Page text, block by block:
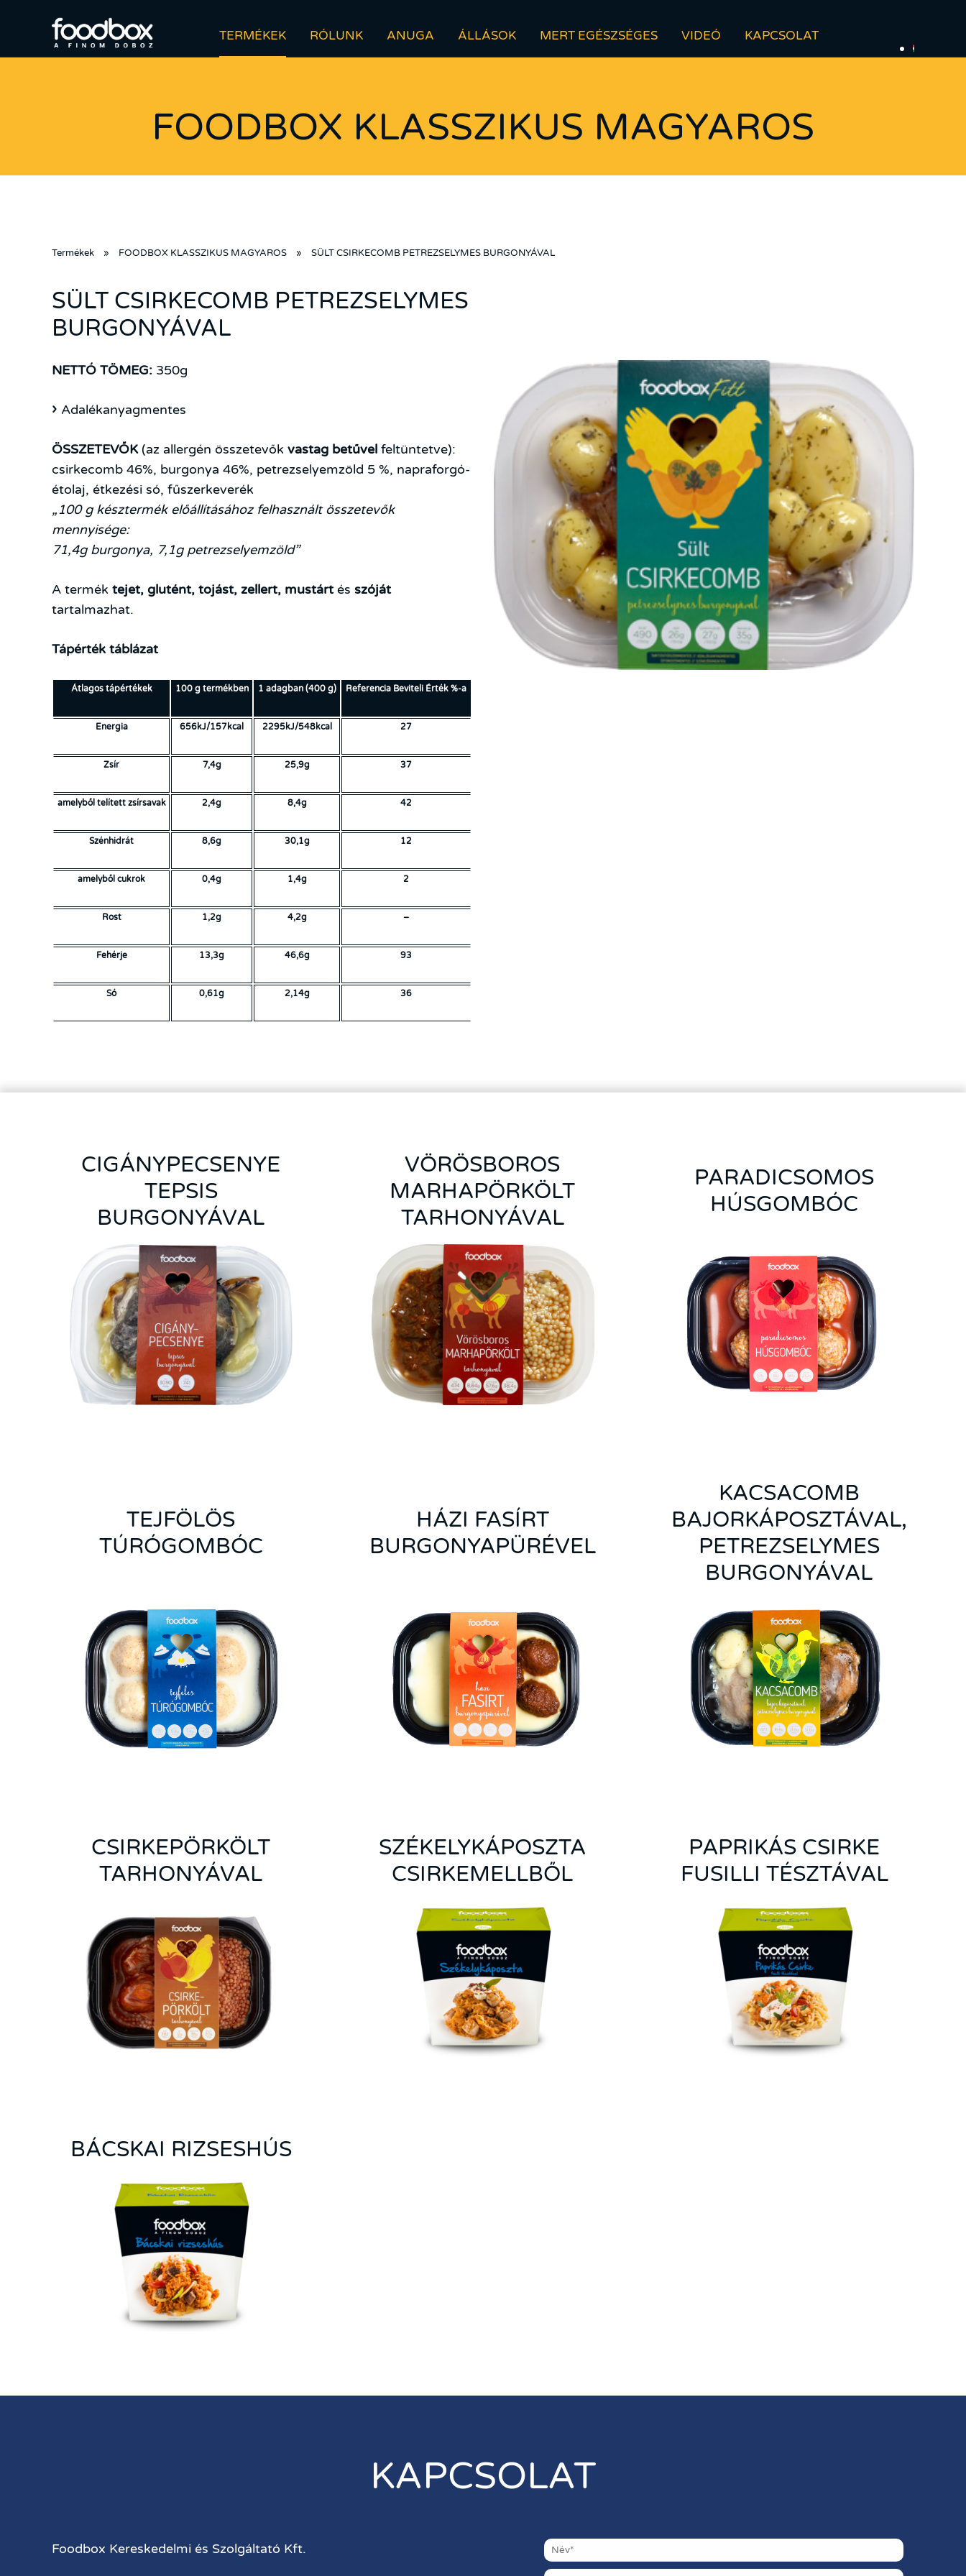
TERMÉKEK RÓLUNK ANUGA ÁLLÁSOK MERT EGÉSZSÉGES VIDEÓ KAPCSOLAT
FOODBOX KLASSZIKUS MAGYAROS
Termékek » FOODBOX KLASSZIKUS MAGYAROS » SÜLT CSIRKECOMB PETREZSELYMES BURGONYÁVAL
SÜLT CSIRKECOMB PETREZSELYMES
BURGONYÁVAL
NETTÓ TÖMEG: 350g
Adalékanyagmentes
ÖSSZETEVŐK(az allergén összetevők vastag betűvel feltüntetve):
csirkecomb 46%, burgonya 46%, petrezselyemzöld 5 %, napraforgó-
étolaj, étkezési só, fűszerkeverék
„100 g késztermék előállításához felhasznált összetevők
mennyisége:
71,4g burgonya, 7,1g petrezselyemzöld”
A termék tejet, glutént, tojást, zellert, mustárt és szóját
tartalmazhat.
Tápérték táblázat
Átlagos tápértékek 100 g termékben 1 adagban (400 g) Referencia Beviteli Érték %-a
Energia 656kJ/157kcal 2295kJ/548kcal 27
Zsír 7,4g 25,9g 37
amelyből telített zsírsavak 2,4g 8,4g 42
Szénhidrát 8,6g 30,1g 12
amelyből cukrok 0,4g 1,4g 2
Rost 1,2g 4,2g –
Fehérje 13,3g 46,6g 93
Só 0,61g 2,14g 36
CIGÁNYPECSENYE
TEPSIS
BURGONYÁVAL
VÖRÖSBOROS
MARHAPÖRKÖLT
TARHONYÁVAL
PARADICSOMOS
HÚSGOMBÓC
TEJFÖLÖS
TÚRÓGOMBÓC
HÁZI FASÍRT
BURGONYAPÜRÉVEL
KACSACOMB
BAJORKÁPOSZTÁVAL,
PETREZSELYMES
BURGONYÁVAL
CSIRKEPÖRKÖLT
TARHONYÁVAL
SZÉKELYKÁPOSZTA
CSIRKEMELLBŐL
PAPRIKÁS CSIRKE
FUSILLI TÉSZTÁVAL
BÁCSKAI RIZSESHÚS
KAPCSOLAT
Foodbox Kereskedelmi és Szolgáltató Kft.